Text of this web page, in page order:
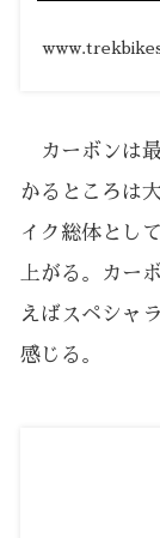
カーボンは
かるところは
イク総体とし
上がる。カー
えばスペシャ
感じる。